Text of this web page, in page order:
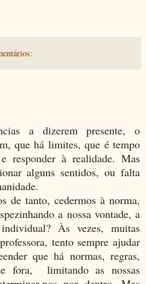
a dizerem presente, o
que há limites, que é tempo
responder à realidade. Mas
alguns sentidos, ou falta
de tanto, cedermos à norma,
a nossa vontade, a
Às vezes, muitas
tento sempre ajudar
que há normas, regras,
fora, limitando as nossas